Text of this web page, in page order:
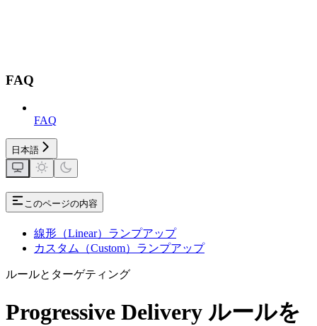
FAQ
FAQ
日本語
このページの内容
線形（Linear）ランプアップ
カスタム（Custom）ランプアップ
ルールとターゲティング
Progressive Delivery ルールを